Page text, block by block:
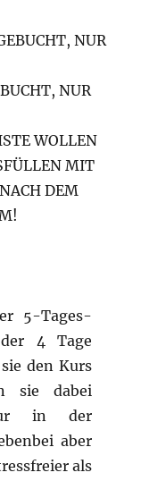
NUR
NUR
WOLLEN
MIT
DEM
5-Tages-
4 Tage
den Kurs
sie dabei
in der
aber
als